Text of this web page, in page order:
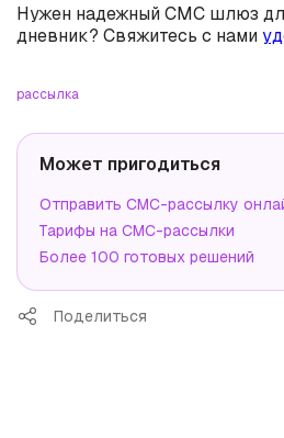
Нужен надежный СМС шлюз
дневник? Свяжитесь с нами
рассылка
Может пригодиться
Отправить СМС-рассылку
Тарифы на СМС-рассылки
Более 100 готовых решений
Поделиться